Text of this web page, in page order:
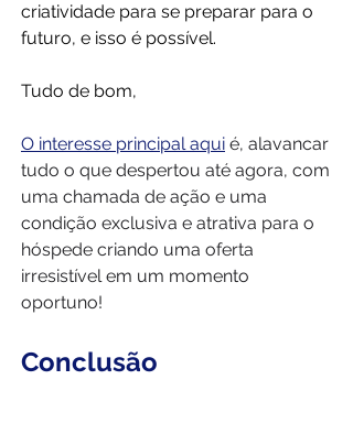
criatividade para se preparar para o
futuro, e isso é possível.
Tudo de bom,
O interesse principal aqui é, alavancar
tudo o que despertou até agora, com
uma chamada de ação e uma
condição exclusiva e atrativa para o
hóspede criando uma oferta
irresistível em um momento
oportuno!
Conclusão